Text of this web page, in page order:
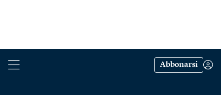
Abbonarsi